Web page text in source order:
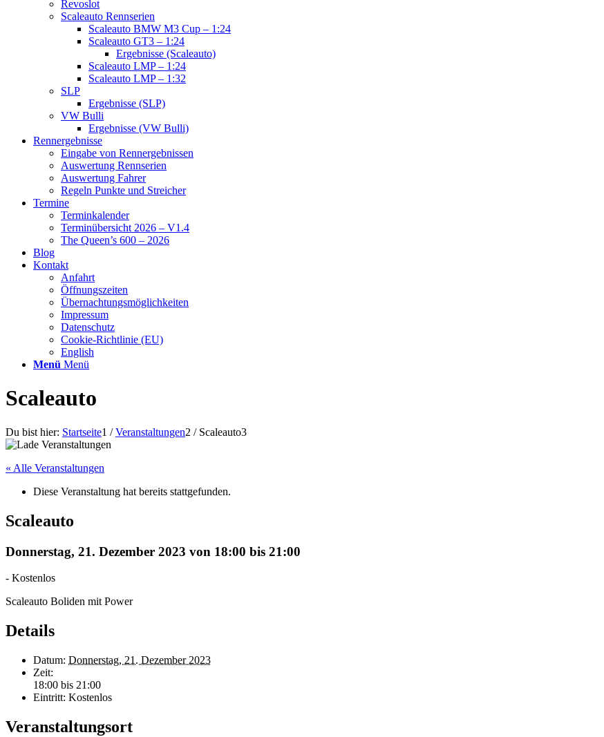
Revoslot
Scaleauto Rennserien
Scaleauto BMW M3 Cup – 1:24
Scaleauto GT3 – 1:24
Ergebnisse (Scaleauto)
Scaleauto LMP – 1:24
Scaleauto LMP – 1:32
SLP
Ergebnisse (SLP)
VW Bulli
Ergebnisse (VW Bulli)
Rennergebnisse
Eingabe von Rennergebnissen
Auswertung Rennserien
Auswertung Fahrer
Regeln Punkte und Streicher
Termine
Terminkalender
Terminübersicht 2026 – V1.4
The Queen’s 600 – 2026
Blog
Kontakt
Anfahrt
Öffnungszeiten
Übernachtungsmöglichkeiten
Impressum
Datenschutz
Cookie-Richtlinie (EU)
English
Menü Menü
Scaleauto
Du bist hier: Startseite1 / Veranstaltungen2 / Scaleauto3
« Alle Veranstaltungen
Diese Veranstaltung hat bereits stattgefunden.
Scaleauto
Donnerstag, 21. Dezember 2023 von 18:00 bis 21:00
- Kostenlos
Scaleauto Boliden mit Power
Details
Datum: Donnerstag, 21. Dezember 2023
Zeit:
18:00 bis 21:00
Eintritt: Kostenlos
Veranstaltungsort